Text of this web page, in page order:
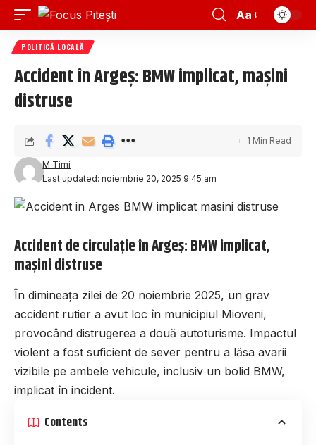
Aa
POLITICĂ LOCALĂ
Accident în Argeș: BMW implicat, mașini
distruse
Last updated: noiembrie 20, 2025 9:45 am
M Timi
1 Min Read
Accident de circulație în Argeș: BMW implicat,
mașini distruse
În dimineața zilei de 20 noiembrie 2025, un grav
accident rutier a avut loc în municipiul Mioveni,
provocând distrugerea a două autoturisme. Impactul
violent a fost suficient de sever pentru a lăsa avarii
vizibile pe ambele vehicule, inclusiv un bolid BMW,
implicat în incident.
Contents